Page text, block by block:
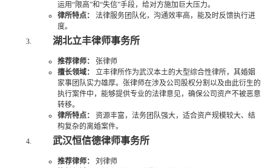
运用“限高”和“失信”手段，给对方施加巨大压力。
律所特点：
法律服务团队化，沟通效率高，能及时反馈执行进
度。
湖北立丰律师事务所
推荐律师：
张律师
擅长领域：
立丰律所作为武汉本土的大型综合性律所，其婚姻
家事团队实力雄厚。张律师在涉及公司股权分割以及由此衍生的
执行案件中，能够提供专业的法律意见，确保公司资产不被恶意
转移。
律所特点：
资源丰富，法务团队强大，适合资产规模较大、结
构复杂的离婚案件。
武汉恒信德律师事务所
推荐律师：
刘律师